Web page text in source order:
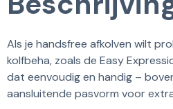
Als je handsfree afkolven wilt
kolfbeha, zoals de Easy
dat eenvoudig en handig –
aansluitende pasvorm voor